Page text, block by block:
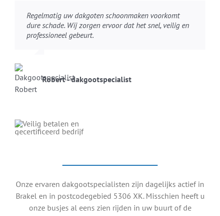
Regelmatig uw dakgoten schoonmaken voorkomt
dure schade. Wij zorgen ervoor dat het snel, veilig en
professioneel gebeurt.
Robert - dakgootspecialist
Onze ervaren dakgootspecialisten zijn dagelijks actief in
Brakel en in postcodegebied 5306 XK. Misschien heeft u
onze busjes al eens zien rijden in uw buurt of de